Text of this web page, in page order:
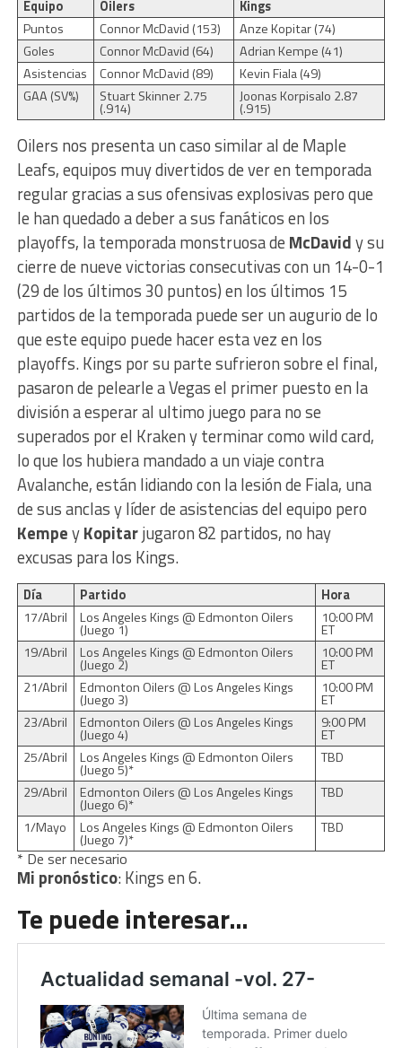
Equipo Oilers
Kings
Puntos
Connor McDavid (153)
Anze Kopitar (74)
Goles
Connor McDavid (64)
Adrian Kempe (41)
Asistencias
Connor McDavid (89)
Kevin Fiala (49)
GAA (SV%)
Stuart Skinner 2.75
(.914)
Joonas Korpisalo 2.87
(.915)
Oilers nos presenta un caso similar al de Maple
Leafs, equipos muy divertidos de ver en temporada
regular gracias a sus ofensivas explosivas pero que
le han quedado a deber a sus fanáticos en los
playoffs, la temporada monstruosa de McDavidy su
cierre de nueve victorias consecutivas con un 14-0-1
(29 de los últimos 30 puntos) en los últimos 15
partidos de la temporada puede ser un augurio de lo
que este equipo puede hacer esta vez en los
playoffs. Kings por su parte sufrieron sobre el final,
pasaron de pelearle a Vegas el primer puesto en la
división a esperar al ultimo juego para no se
superados por el Kraken y terminar como wild card,
lo que los hubiera mandado a un viaje contra
Avalanche, están lidiando con la lesión de Fiala, una
de sus anclas y líder de asistencias del equipo pero
KempeyKopitarjugaron 82 partidos, no hay
excusas para los Kings.
Día Partido
Hora
17/Abril
Los Angeles Kings @ Edmonton Oilers
(Juego 1)
10:00 PM
ET
19/Abril
Los Angeles Kings @ Edmonton Oilers
(Juego 2)
10:00 PM
ET
21/Abril
Edmonton Oilers @ Los Angeles Kings
(Juego 3)
10:00 PM
ET
23/Abril
Edmonton Oilers @ Los Angeles Kings
(Juego 4)
9:00 PM
ET
25/Abril
Los Angeles Kings @ Edmonton Oilers
(Juego 5)*
TBD
29/Abril
Edmonton Oilers @ Los Angeles Kings
(Juego 6)*
TBD
1/Mayo
Los Angeles Kings @ Edmonton Oilers
(Juego 7)*
TBD
* De ser necesario
Mi pronóstico: Kings en 6.
Te puede interesar…